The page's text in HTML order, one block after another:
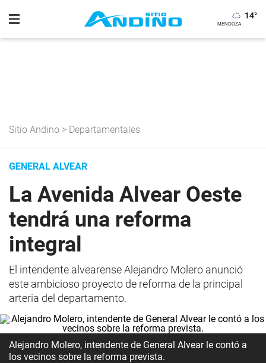
14°
Sitio Andino > Departamentales
GENERAL ALVEAR
La Avenida Alvear Oeste
tendrá una reforma
integral
El intendente alvearense Alejandro Molero anunció
este ambicioso proyecto de reforma de la principal
arteria del departamento.
Alejandro Molero, intendente de General Alvear le contó a
los vecinos sobre la reforma prevista.